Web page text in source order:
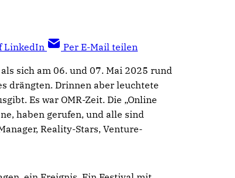
LinkedIn Per E-Mail teilen
sich am 06. und 07. Mai 2025 rund
drängten. Drinnen aber leuchtete
Es war OMR-Zeit. Die „Online
haben gerufen, und alle sind
Reality-Stars, Venture-